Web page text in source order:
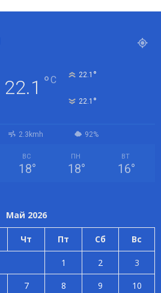
22.1 °C 22.1 °
22.1 °
2.3kmh 92%
ВС
18°
ПН
18°
ВТ
16°
Май 2026
Чт Пт Сб Вс
1 2
3
7 8 9 10